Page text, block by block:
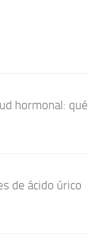
hormonal: qué
de ácido úrico